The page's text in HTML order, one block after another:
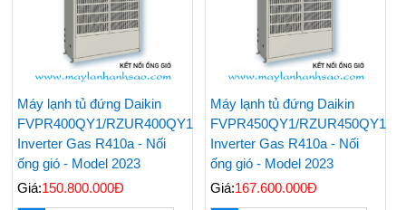
Máy lạnh tủ đứng Daikin
FVPR400QY1/RZUR400QY1
Inverter Gas R410a - Nối
ống gió - Model 2023
Giá:150.800.000Đ
Máy lạnh tủ đứng Daikin
FVPR450QY1/RZUR450QY1
Inverter Gas R410a - Nối
ống gió - Model 2023
Giá:167.600.000Đ
Nên Mua Máy Lạnh
Hãng Nào? Top 3
Hãng Máy Lạnh Chất
Lượng Hiện Nay
Những Vật Tư Cần Có
Khi Thi Công Ống
Đồng Máy Lạnh Âm
Tường
Đại Lý Cung Cấp Giá
Rẻ Máy Lạnh Tủ Đứng
Reetech 5hp
Điều Hoà Treo Tường
Nagakawa Giá Rẻ -
Lắp Đặt Tận Nơi
Nhanh Chóng